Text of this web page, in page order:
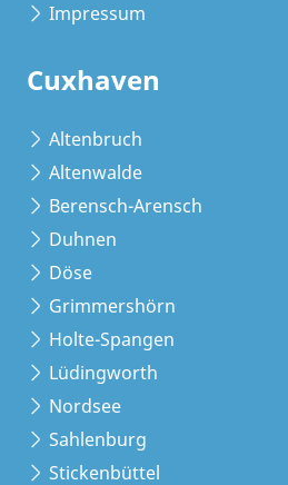
Impressum
Cuxhaven
Altenbruch
Altenwalde
Berensch-Arensch
Duhnen
Döse
Grimmershörn
Holte-Spangen
Lüdingworth
Nordsee
Sahlenburg
Stickenbüttel